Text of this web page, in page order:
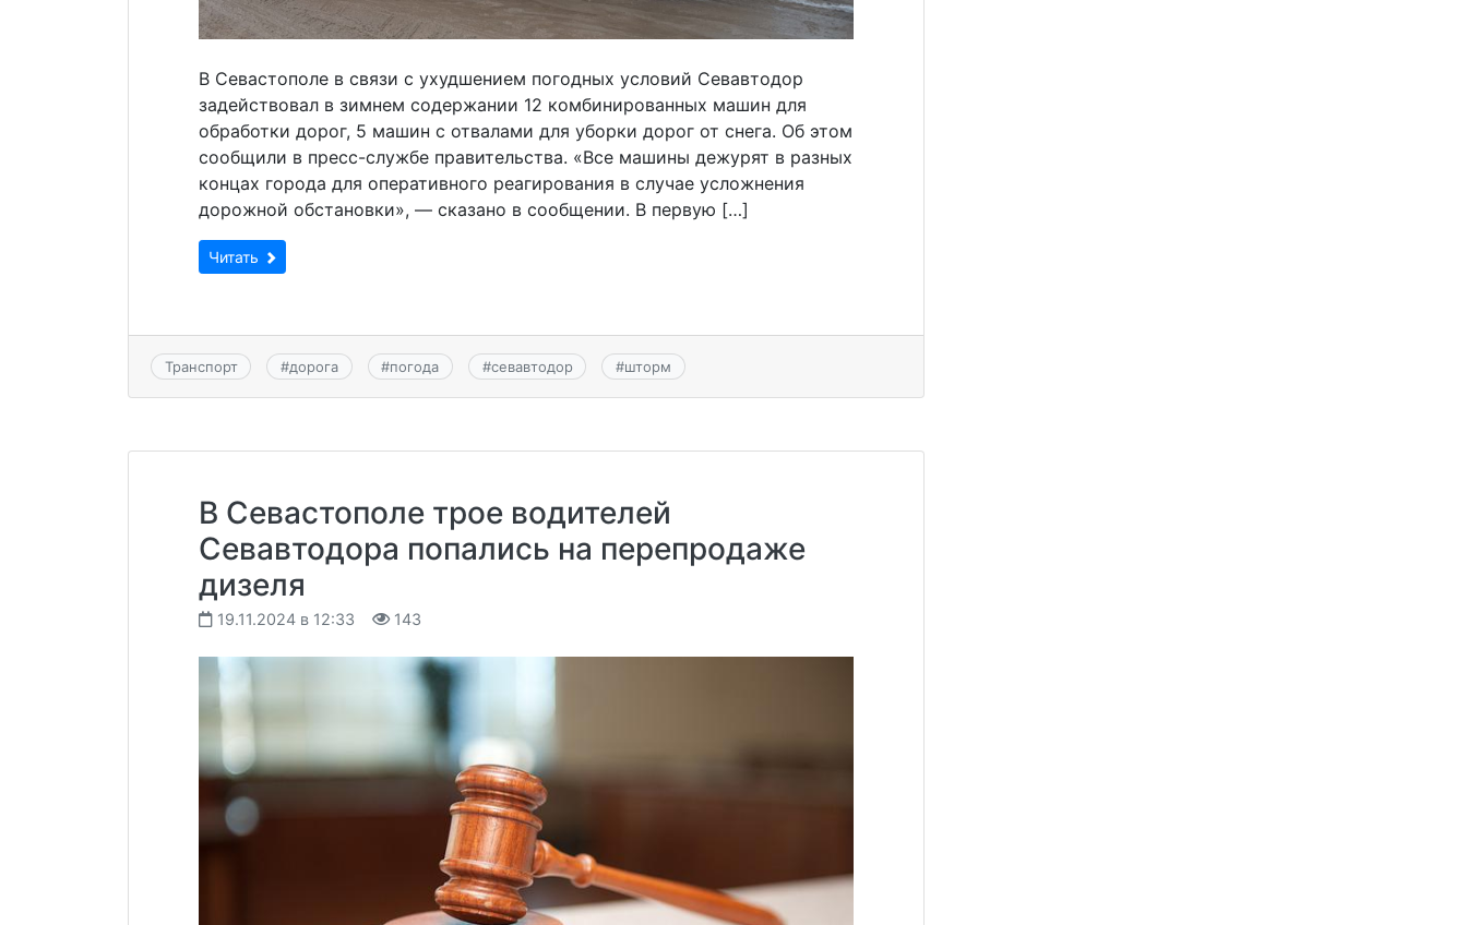
В Севастополе в связи с ухудшением погодных условий Севавтодор
задействовал в зимнем содержании 12 комбинированных машин для
обработки дорог, 5 машин с отвалами для уборки дорог от снега. Об этом
сообщили в пресс-службе правительства. «Все машины дежурят в разных
концах города для оперативного реагирования в случае усложнения
дорожной обстановки», — сказано в сообщении. В первую […]
Читать
Транспорт #дорога #погода #севавтодор #шторм
В Севастополе трое водителей
Севавтодора попались на перепродаже
дизеля
19.11.2024 в 12:33 143